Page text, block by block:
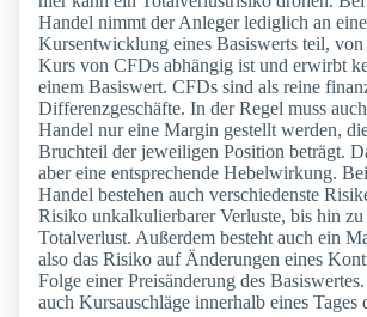
Handel nimmt der Anleger lediglich an
Kursentwicklung eines Basiswerts teil, von
Kurs von CFDs abhängig ist und erwirbt
einem Basiswert. CFDs sind als reine
Differenzgeschäfte. In der Regel muss
Handel nur eine Margin gestellt werden,
Bruchteil der jeweiligen Position beträgt.
aber eine entsprechende Hebelwirkung.
Handel bestehen auch verschiedenste
Risiko unkalkulierbarer Verluste, bis hin zu
Totalverlust. Außerdem besteht auch ein
also das Risiko auf Änderungen eines
Folge einer Preisänderung des
auch Kursauschläge innerhalb eines Tages